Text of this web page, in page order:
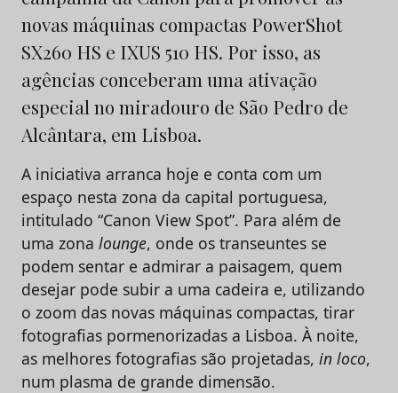
novas máquinas compactas PowerShot
SX260 HS e IXUS 510 HS. Por isso, as
agências conceberam uma ativação
especial no miradouro de São Pedro de
Alcântara, em Lisboa.
A iniciativa arranca hoje e conta com um
espaço nesta zona da capital portuguesa,
intitulado “Canon View Spot”. Para além de
uma zona lounge, onde os transeuntes se
podem sentar e admirar a paisagem, quem
desejar pode subir a uma cadeira e, utilizando
o zoom das novas máquinas compactas, tirar
fotografias pormenorizadas a Lisboa. À noite,
as melhores fotografias são projetadas, in loco,
num plasma de grande dimensão.